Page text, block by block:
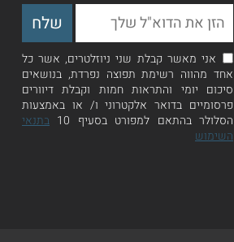
אני מאשר קבלת שני ניוזלטרים, אשר כל
אחד מהווה רשימת תפוצה נפרדת, בנושאים
סיכום יומי והתראות חמות וקבלת דיוורים
פרסומיים בדואר אלקטרוני ו/ או באמצעות
הסלולר בהתאם למפורט בסעיף 10
בתנאי
השימוש